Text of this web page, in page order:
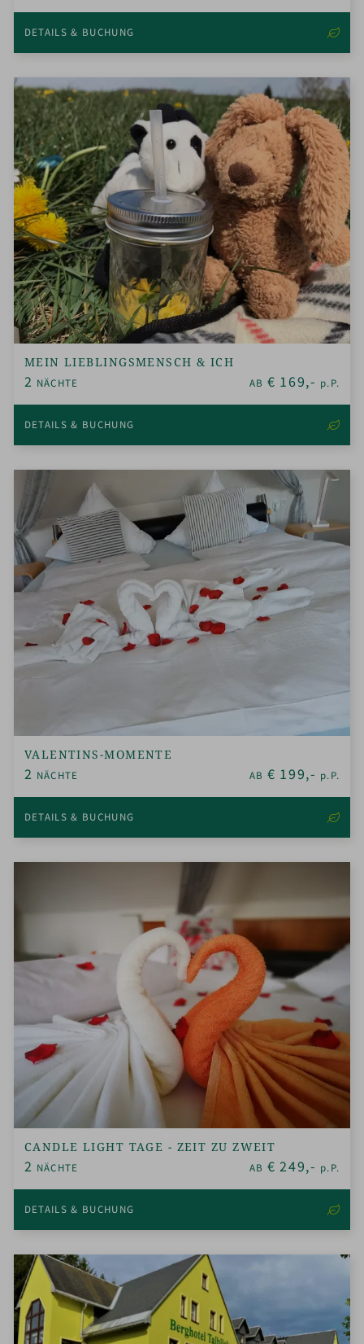
DETAILS & BUCHUNG
MEIN LIEBLINGSMENSCH & ICH
2 NÄCHTE AB € 169,- p.P.
DETAILS & BUCHUNG
VALENTINS-MOMENTE
2 NÄCHTE AB € 199,- p.P.
DETAILS & BUCHUNG
CANDLE LIGHT TAGE - ZEIT ZU ZWEIT
2 NÄCHTE AB € 249,- p.P.
DETAILS & BUCHUNG